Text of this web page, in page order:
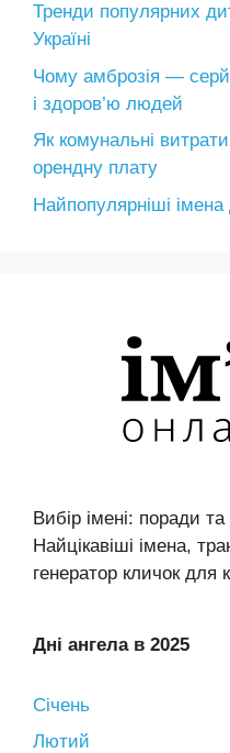
Тренди популярних
Україні
Чому амброзія —
і здоров’ю людей
Як комунальні
орендну плату
Найпопулярніші імена
Вибір імені: поради
Найцікавіші імена,
генератор кличок для
Дні ангела в 2025
Січень
Лютий